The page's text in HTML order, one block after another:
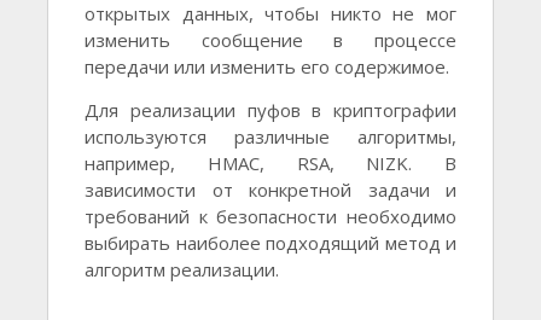
открытых данных, чтобы никто не мог
изменить сообщение в процессе
передачи или изменить его содержимое.
Для реализации пуфов в криптографии
используются различные алгоритмы,
например, HMAC, RSA, NIZK. В
зависимости от конкретной задачи и
требований к безопасности необходимо
выбирать наиболее подходящий метод и
алгоритм реализации.